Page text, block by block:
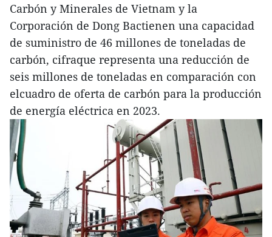
Carbón y Minerales de Vietnam y la
Corporación de Dong Bactienen una capacidad
de suministro de 46 millones de toneladas de
carbón, cifraque representa una reducción de
seis millones de toneladas en comparación con
elcuadro de oferta de carbón para la producción
de energía eléctrica en 2023.